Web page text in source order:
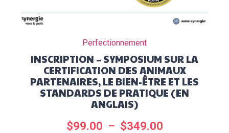
Perfectionnement
INSCRIPTION – SYMPOSIUM SUR LA
CERTIFICATION DES ANIMAUX
PARTENAIRES, LE BIEN-ÊTRE ET LES
STANDARDS DE PRATIQUE (EN
ANGLAIS)
$99.00 – $349.00